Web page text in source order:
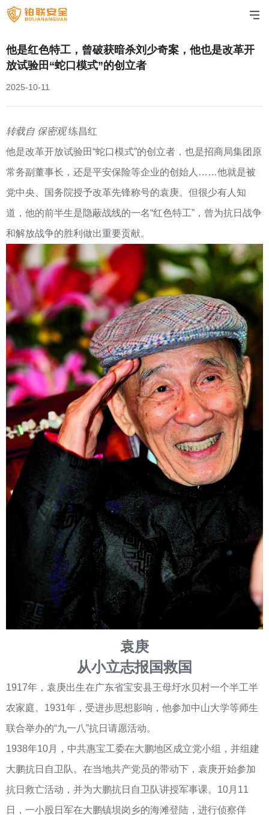
他是红色特工，曾破获暗杀刘少奇案，他也是改革开
放试验田“蛇口模式”的创立者
2025-10-11
转载自 保密观练昌红
他是改革开放试验田“蛇口模式”的创立者，也是招商局集团原
常务副董事长，还是平安保险等企业的创始人……他就是被
党中央、国务院授予改革先锋称号的袁庚。但很少有人知
道，他的前半生是隐蔽战线的一名“红色特工”，曾为抗日战争
和解放战争的胜利做出重要贡献。
袁庚
从小立志报国救国
1917年，袁庚出生在广东省宝安县王母圩水贝村一个半工半
农家庭。1931年，受进步思想影响，他参加中山大学等师生
联合举办的“九一八”抗日请愿活动。
1938年10月，中共惠宝工委在大鹏地区成立党小组，并组建
大鹏抗日自卫队。在当地共产党员的带动下，袁庚开始参加
抗日救亡活动，并为大鹏抗日自卫队讲授军事课。10月11
日，一小股日军在大鹏镇坝岗乡的海滩登陆，进行侦察佯